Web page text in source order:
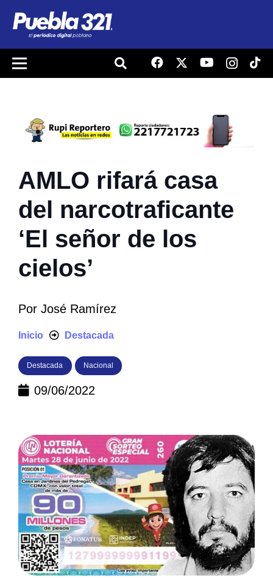
AMLO rifará casa
del narcotraficante
‘El señor de los
cielos’
Por José Ramírez
Inicio Destacada
Destacada Nacional
09/06/2022